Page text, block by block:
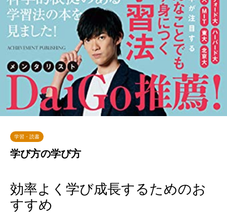
学習・読書
学び方の学び方
効率よく学び成長するためのお
すすめ